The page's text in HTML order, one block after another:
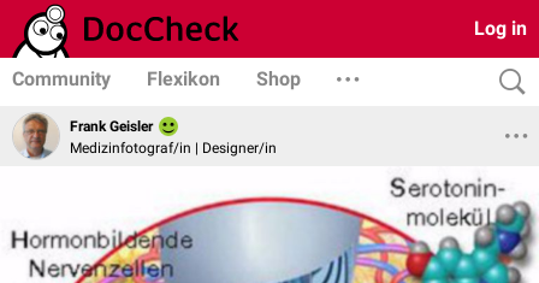
Log in
Community Flexikon Shop
Frank Geisler
Medizinfotograf/in | Designer/in